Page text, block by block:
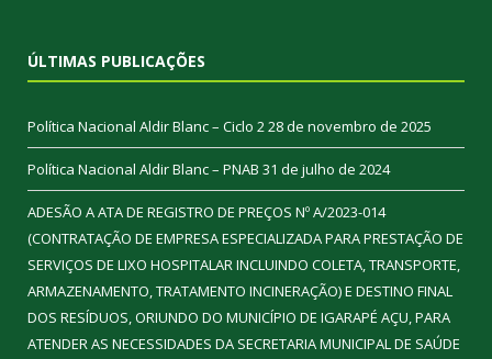
ÚLTIMAS PUBLICAÇÕES
Política Nacional Aldir Blanc – Ciclo 228 de novembro de 2025
Política Nacional Aldir Blanc – PNAB 31 de julho de 2024
ADESÃO A ATA DE REGISTRO DE PREÇOS Nº A/2023-014
(CONTRATAÇÃO DE EMPRESA ESPECIALIZADA PARA PRESTAÇÃO DE
SERVIÇOS DE LIXO HOSPITALAR INCLUINDO COLETA, TRANSPORTE,
ARMAZENAMENTO, TRATAMENTO INCINERAÇÃO) E DESTINO FINAL
DOS RESÍDUOS, ORIUNDO DO MUNICÍPIO DE IGARAPÉ AÇU, PARA
ATENDER AS NECESSIDADES DA SECRETARIA MUNICIPAL DE SAÚDE